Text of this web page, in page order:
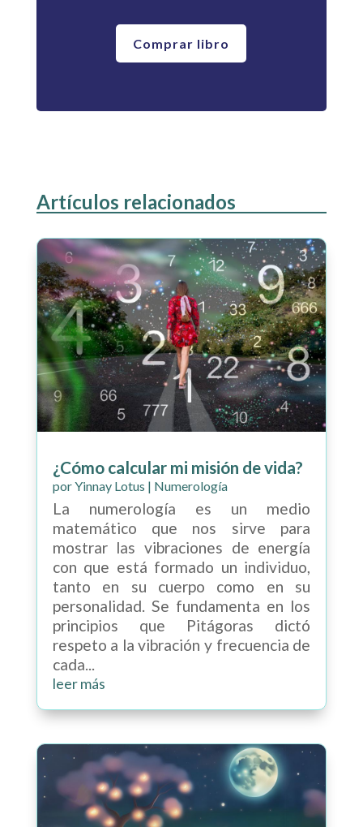
Comprar libro
Artículos relacionados
¿Cómo calcular mi misión de vida?
porYinnay Lotus | Numerología
La numerología es un medio
matemático que nos sirve para
mostrar las vibraciones de energía
con que está formado un individuo,
tanto en su cuerpo como en su
personalidad. Se fundamenta en los
principios que Pitágoras dictó
respeto a la vibración y frecuencia de
cada...
leer más